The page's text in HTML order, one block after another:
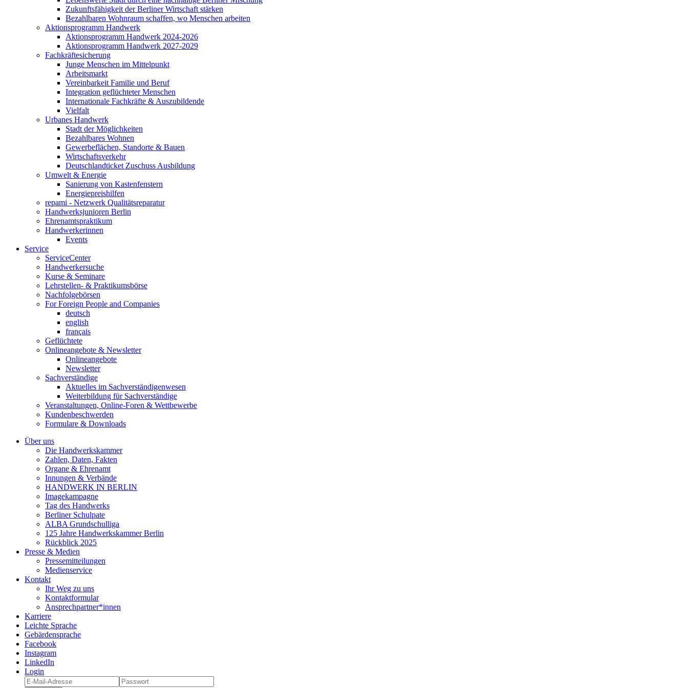
Zukunftsfähigkeit der Berliner Wirtschaft stärken
Bezahlbaren Wohnraum schaffen, wo Menschen arbeiten
Aktionsprogramm Handwerk
Aktionsprogramm Handwerk 2024-2026
Aktionsprogramm Handwerk 2027-2029
Fachkräftesicherung
Junge Menschen im Mittelpunkt
Arbeitsmarkt
Vereinbarkeit Familie und Beruf
Integration geflüchteter Menschen
Internationale Fachkräfte & Auszubildende
Vielfalt
Urbanes Handwerk
Stadt der Möglichkeiten
Bezahlbares Wohnen
Gewerbeflächen, Standorte & Bauen
Wirtschaftsverkehr
Deutschlandticket Zuschuss Ausbildung
Umwelt & Energie
Sanierung von Kastenfenstern
Energiepreishilfen
repami - Netzwerk Qualitätsreparatur
Handwerksjunioren Berlin
Ehrenamtspraktikum
Handwerkerinnen
Events
Service
ServiceCenter
Handwerkersuche
Kurse & Seminare
Lehrstellen- & Praktikumsbörse
Nachfolgebörsen
For Foreign People and Companies
deutsch
english
français
Geflüchtete
Onlineangebote & Newsletter
Onlineangebote
Newsletter
Sachverständige
Aktuelles im Sachverständigenwesen
Weiterbildung für Sachverständige
Veranstaltungen, Online-Foren & Wettbewerbe
Kundenbeschwerden
Formulare & Downloads
Über uns
Die Handwerkskammer
Zahlen, Daten, Fakten
Organe & Ehrenamt
Innungen & Verbände
HANDWERK IN BERLIN
Imagekampagne
Tag des Handwerks
Berliner Schulpate
ALBA Grundschulliga
125 Jahre Handwerkskammer Berlin
Rückblick 2025
Presse & Medien
Pressemitteilungen
Medienservice
Kontakt
Ihr Weg zu uns
Kontaktformular
Ansprechpartner*innen
Karriere
Leichte Sprache
Gebärdensprache
Facebook
Instagram
LinkedIn
Login